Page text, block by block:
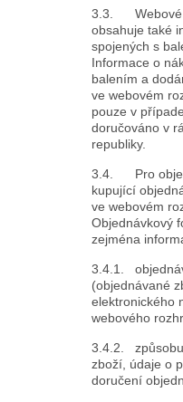
3.3. Webové
obsahuje také
spojených s
Informace o
balením a
ve webovém
pouze v
doručováno v
republiky.
3.4. Pro
kupující
ve webovém
Objednávkový
zejména
3.4.1.
(objednávané
elektronického
webového
3.4.2.
zboží, údaje o
doručení